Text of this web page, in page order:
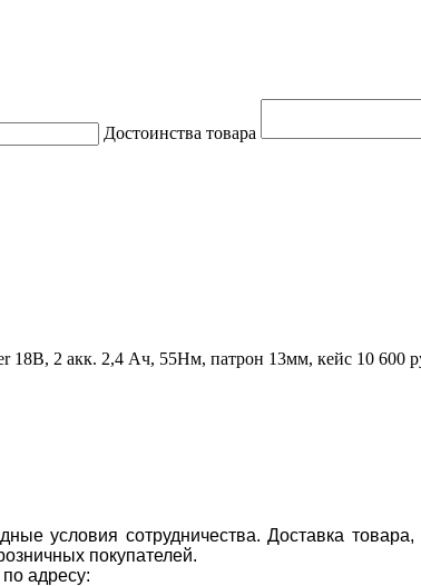
Достоинства товара
18В, 2 акк. 2,4 Ач, 55Нм, патрон 13мм, кейс 10 600
условия сотрудничества. Доставка
покупателей.
адресу: